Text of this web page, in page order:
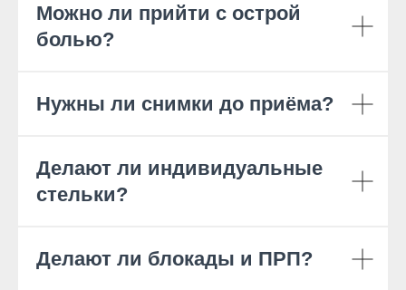
Можно ли прийти с острой
болью?
Нужны ли снимки до приёма?
Делают ли индивидуальные
стельки?
Делают ли блокады и ПРП?